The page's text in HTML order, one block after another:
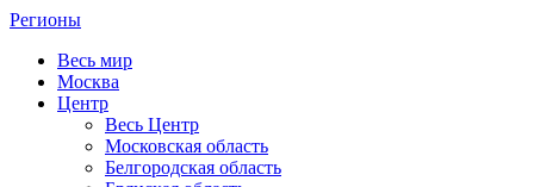
Регионы
Весь мир
Москва
Центр
Весь Центр
Московская область
Белгородская область